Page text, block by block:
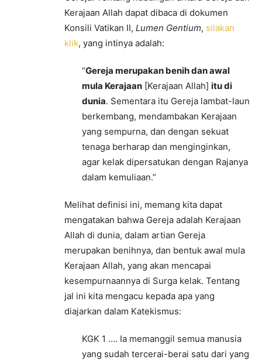
Kerajaan Allah dapat dibaca di dokumen
Konsili Vatikan II, Lumen Gentium, silakan
klik, yang intinya adalah:
“Gereja merupakan benih dan awal
mula Kerajaan [Kerajaan Allah] itu di
dunia. Sementara itu Gereja lambat-laun
berkembang, mendambakan Kerajaan
yang sempurna, dan dengan sekuat
tenaga berharap dan menginginkan,
agar kelak dipersatukan dengan Rajanya
dalam kemuliaan.”
Melihat definisi ini, memang kita dapat
mengatakan bahwa Gereja adalah Kerajaan
Allah di dunia, dalam artian Gereja
merupakan benihnya, dan bentuk awal mula
Kerajaan Allah, yang akan mencapai
kesempurnaannya di Surga kelak. Tentang
jal ini kita mengacu kepada apa yang
diajarkan dalam Katekismus:
KGK 1 …. Ia memanggil semua manusia
yang sudah tercerai-berai satu dari yang